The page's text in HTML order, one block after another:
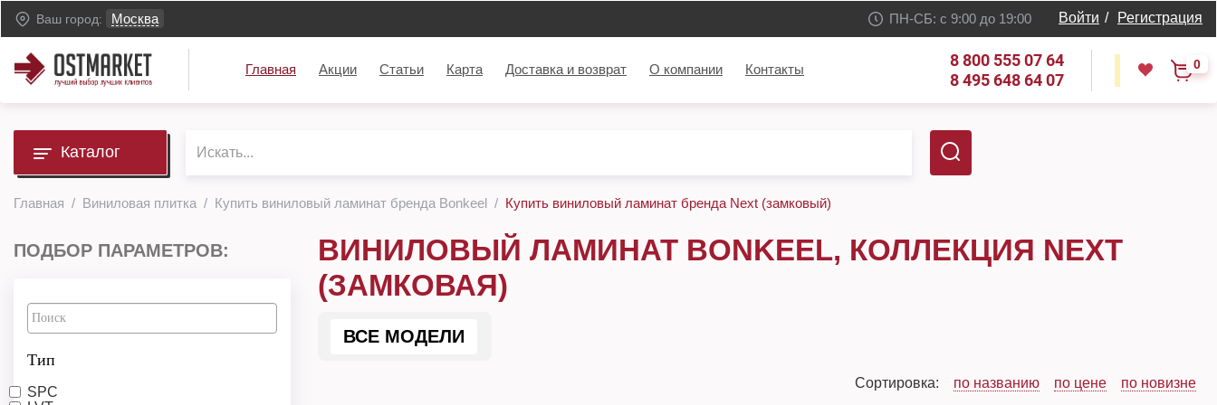
Ваш город: Москва ПН-СБ: с 9:00 до 19:00 Войти / Регистрация
Главная Акции Статьи Карта Доставка и возврат О компании Контакты
8 800 555 07 64
8 495 648 64 07
0
Каталог
Главная Виниловая плитка Купить виниловый ламинат бренда Bonkeel Купить виниловый ламинат бренда Next (замковый)
ПОДБОР ПАРАМЕТРОВ:
Тип
SPC
ВИНИЛОВЫЙ ЛАМИНАТ BONKEEL, КОЛЛЕКЦИЯ NEXT
(ЗАМКОВАЯ)
ВСЕ МОДЕЛИ
Сортировка: по названию по цене по новизне